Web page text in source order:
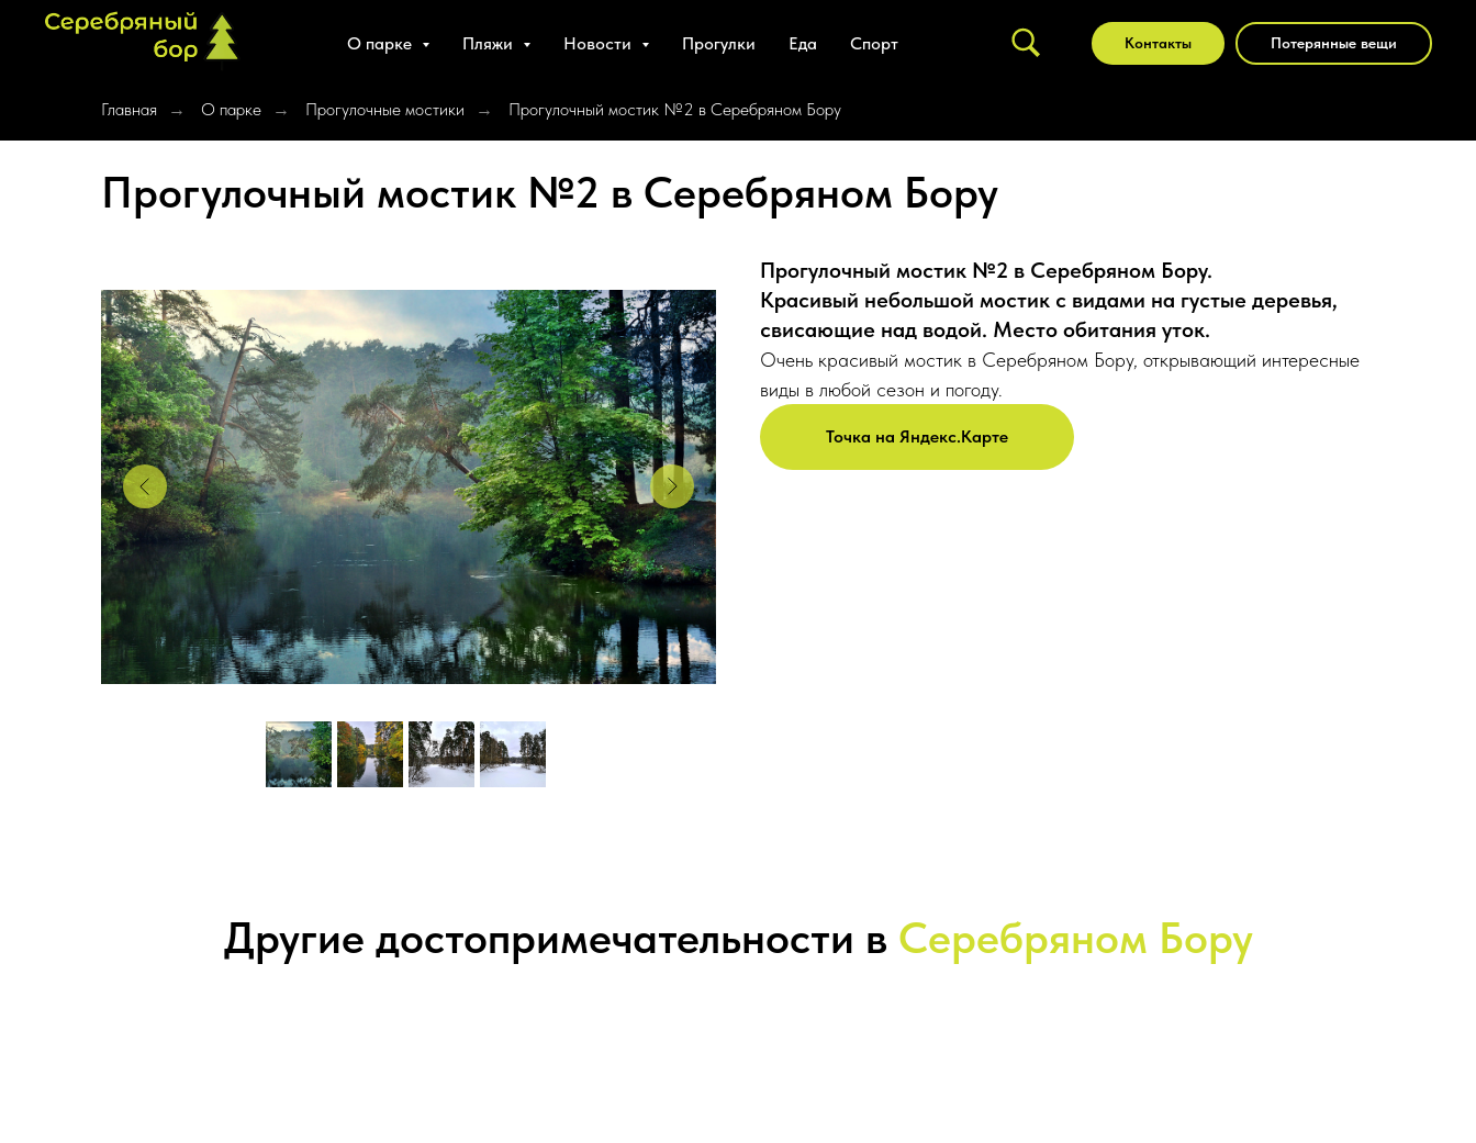
О парке Пляжи Новости Прогулки Еда Спорт Контакты Потерянные вещи
Главная → О парке → Прогулочные мостики → Прогулочный мостик №2 в Серебряном Бору
Прогулочный мостик №2 в Серебряном Бору
Прогулочный мостик №2 в Серебряном Бору.
Красивый небольшой мостик с видами на густые деревья,
свисающие над водой. Место обитания уток.
Очень красивый мостик в Серебряном Бору, открывающий интересные
виды в любой сезон и погоду.
Точка на Яндекс.Карте
Другие достопримечательности в Серебряном Бору